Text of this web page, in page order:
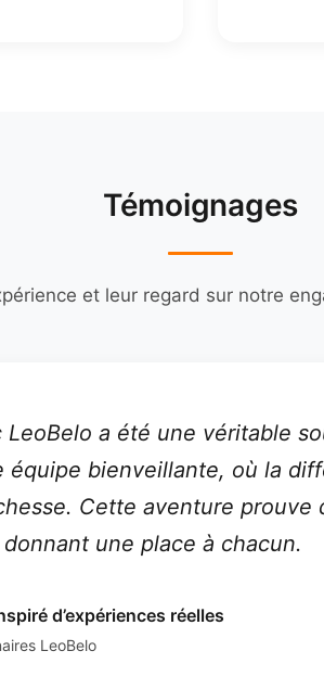
Témoignages
et leur regard sur notre
LeoBelo a été une véritable
équipe bienveillante, où la
Cette aventure prouve
une place à chacun.
d’expériences réelles
LeoBelo